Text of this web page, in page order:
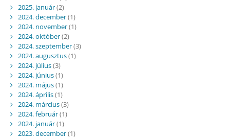
2025. január(2)
2024. december(1)
2024. november(1)
2024. október(2)
2024. szeptember(3)
2024. augusztus(1)
2024. július(3)
2024. június(1)
2024. május(1)
2024. április(1)
2024. március(3)
2024. február(1)
2024. január(1)
2023. december(1)